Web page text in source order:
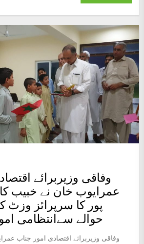
وفاقی وزیربرائے
عمرایوب خان نے خبیب
پور کا سرپرائز وزٹ
حوالے سےانتظامی
وفاقی وزیربرائے اقتصادی امور جناب